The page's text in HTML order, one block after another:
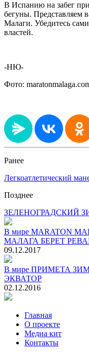
В Испанию на забег
бегуны. Представляем
Малаги. Убедитесь
властей.
-НЮ-
Фото:
Ранее
Легкоатлетический
Позднее
ЗЕЛЕНОГРАДСКИЙ
В мире MARATON
МАЛАГА БЕРЕТ
09.12.2017
В мире ПРИМЕТА
ЭКВАТОР
02.12.2016
Главная
О проекте
Медиа кит
Контакты